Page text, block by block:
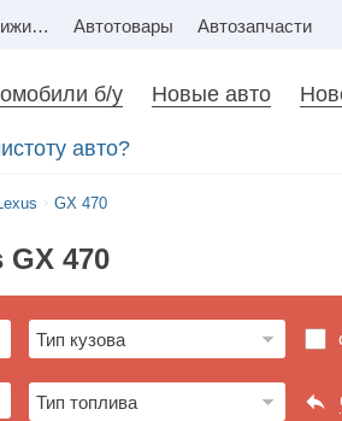
Недвижимость Автотовары Автозапчасти
б/у Новые авто
авто?
GX 470
470